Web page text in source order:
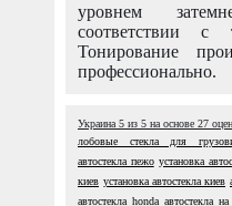
уровнем
соответствии с
Тонирование
профессионально.
Украина 5 из 5 на основе 27
лобовые стекла для
автостекла пежо установка
киев установка автостекла киев
автостекла honda автостекла на